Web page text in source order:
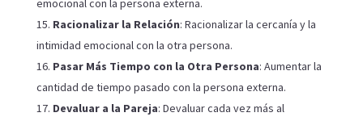
emocional con la persona externa.
Racionalizar la Relación: Racionalizar la cercanía y la
intimidad emocional con la otra persona.
Pasar Más Tiempo con la Otra Persona: Aumentar la
cantidad de tiempo pasado con la persona externa.
Devaluar a la Pareja: Devaluar cada vez más al